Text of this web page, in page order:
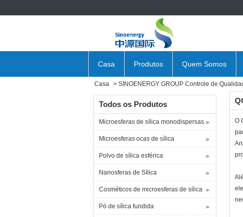
Casa Produtos Quem Somos
Casa SINOENERGY GROUP Controle de
Todos os Produtos
Microesferas de sílica monodispersas
Microesferas ocas de sílica
Polvo de sílica esférica
Nanosferas de Sílica
Cosméticos de microesferas de sílica
Pó de sílica fundida
O